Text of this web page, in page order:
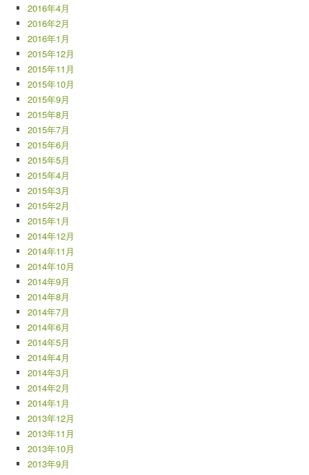
2016年4月
2016年2月
2016年1月
2015年12月
2015年11月
2015年10月
2015年9月
2015年8月
2015年7月
2015年6月
2015年5月
2015年4月
2015年3月
2015年2月
2015年1月
2014年12月
2014年11月
2014年10月
2014年9月
2014年8月
2014年7月
2014年6月
2014年5月
2014年4月
2014年3月
2014年2月
2014年1月
2013年12月
2013年11月
2013年10月
2013年9月